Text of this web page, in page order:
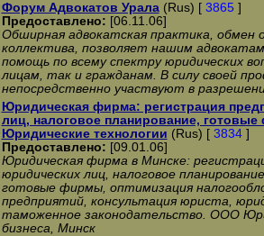
Форум Aдвокатов Урала(Rus) [ 3865 ]
Предоставлено: [06.11.06]
Обширная адвокатская практика, обмен
коллектива, позволяет нашим
помощь по всему спектру юридических
лицам, так и гражданам. В силу своей
непосредственно участвуют в
Юридическая фирма: регистрация
лиц, налоговое планирование,
Юридические технологии (Rus) [ 3834]
Предоставлено: [09.01.06]
Юридическая фирма в Минске:
юридических лиц, налоговое
готовые фирмы, оптимизация
предприятий, консультация юриста,
таможенное законодательство. ООО
бизнеса, Минск